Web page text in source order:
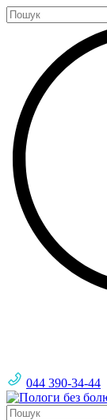
044 390-34-44